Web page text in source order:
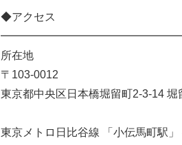
◆アクセス
所在地
〒103-0012
東京都中央区日本橋堀留町2-3-14 堀
東京メトロ日比谷線 「小伝馬町駅」